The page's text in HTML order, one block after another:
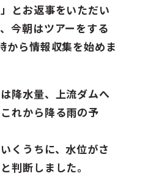
とお返事をいただい
今朝はツアーをする
から情報収集を始めま
降水量、上流ダムへ
れから降る雨の予
くうちに、水位がさ
判断しました。